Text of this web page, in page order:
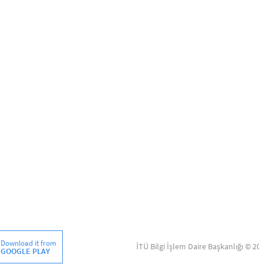
Download it from
GOOGLE PLAY İTÜ Bilgi İşlem Daire Başkanlığı ©